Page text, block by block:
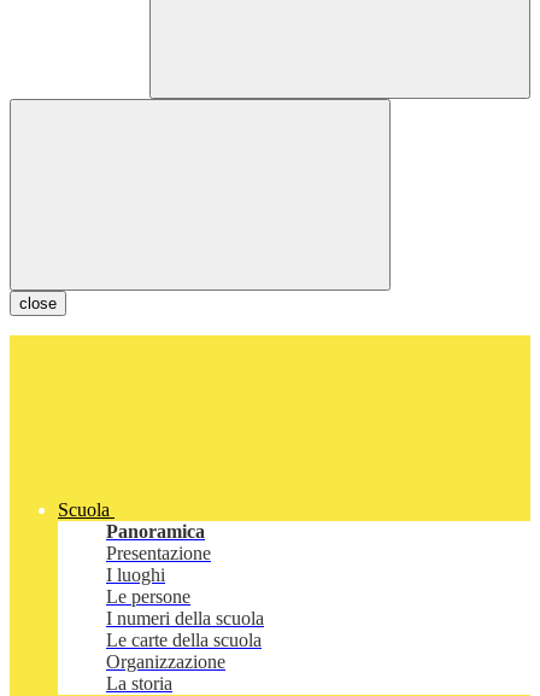
close
Scuola
Panoramica
Presentazione
I luoghi
Le persone
I numeri della scuola
Le carte della scuola
Organizzazione
La storia